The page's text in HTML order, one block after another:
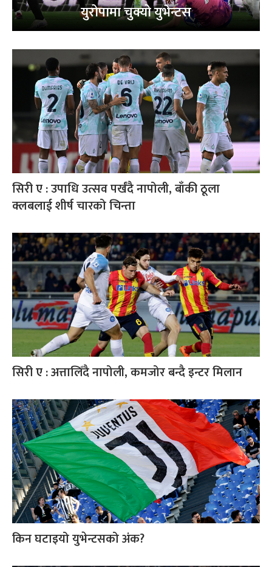
युरोपामा चुक्यो युभेन्टस
सिरी ए : उपाधि उत्सव पर्खंदै नापोली, बाँकी ठूला
क्लबलाई शीर्ष चारको चिन्ता
सिरी ए : अत्तालिँदै नापोली, कमजोर बन्दै इन्टर मिलान
किन घटाइयो युभेन्टसको अंक?